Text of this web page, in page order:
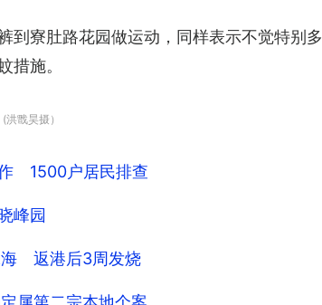
到寮肚路花园做运动，同样表示不觉特别
措施。
戬昊摄）
1500户居民排查
峰园
返港后3周发烧